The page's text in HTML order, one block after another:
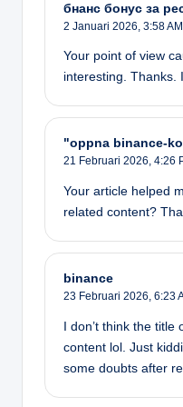
бнанс бонус за
2 Januari 2026, 3:58 AM
Your point of view
interesting. Thanks.
"oppna binance-
21 Februari 2026, 4:26
Your article helped
related content?
binance
23 Februari 2026, 6:23
I don’t think the
content lol. Just
some doubts after